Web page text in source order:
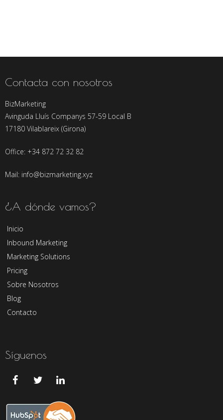
Contacta con nosotros
BizMarketing
Avinguda Lluís Companys 57-59 Local B
17180 Vilablareix (Girona)
Office: +34 872 72 32 82
Mail: info@bizmarketing.xyz
¿A dónde vamos?
Inicio
Inbound Marketing
Marketing Solutions
Pricing
Sobre Nosotros
Blog
Contacto
Síguenos